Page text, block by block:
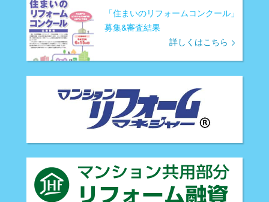
「住まいのリフォームコンクール」
募集&審査結果
詳しくはこちら